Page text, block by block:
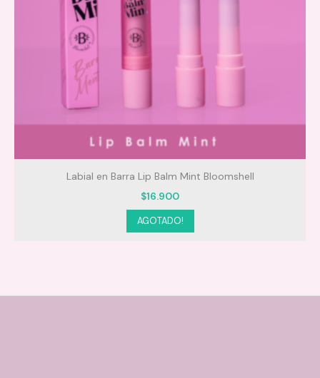
Labial en Barra Lip Balm Mint Bloomshell
$16.900
AGOTADO!